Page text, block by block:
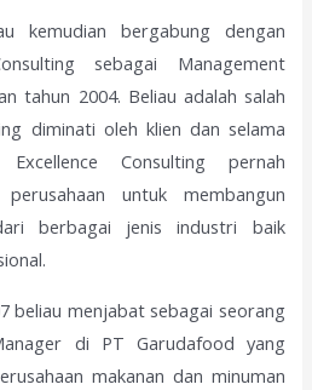
kemudian bergabung dengan
sebagai Management
tahun 2004. Beliau adalah salah
diminati oleh klien dan selama
Consulting pernah
untuk membangun
berbagai jenis industri baik
beliau menjabat sebagai seorang
di PT Garudafood yang
makanan dan minuman